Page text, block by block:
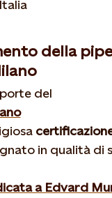
della
del
in qualità di
a Edvard